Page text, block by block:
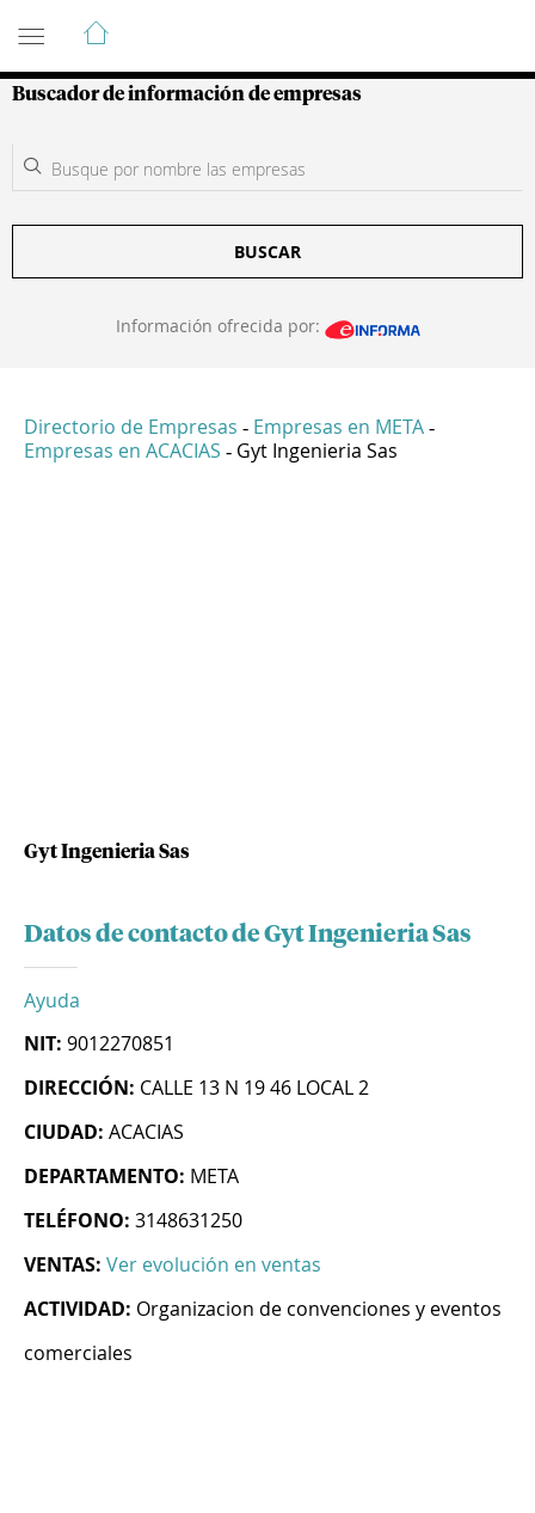
Guía de Empresas Colombianas
Buscador de información de empresas
BUSCAR
Información ofrecida por:
Directorio de Empresas - Empresas en META -
Empresas en ACACIAS - Gyt Ingenieria Sas
Gyt Ingenieria Sas
Datos de contacto de Gyt Ingenieria Sas
Ayuda
NIT: 9012270851
DIRECCIÓN: CALLE 13 N 19 46 LOCAL 2
CIUDAD: ACACIAS
DEPARTAMENTO: META
TELÉFONO: 3148631250
VENTAS: Ver evolución en ventas
ACTIVIDAD: Organizacion de convenciones y eventos
comerciales